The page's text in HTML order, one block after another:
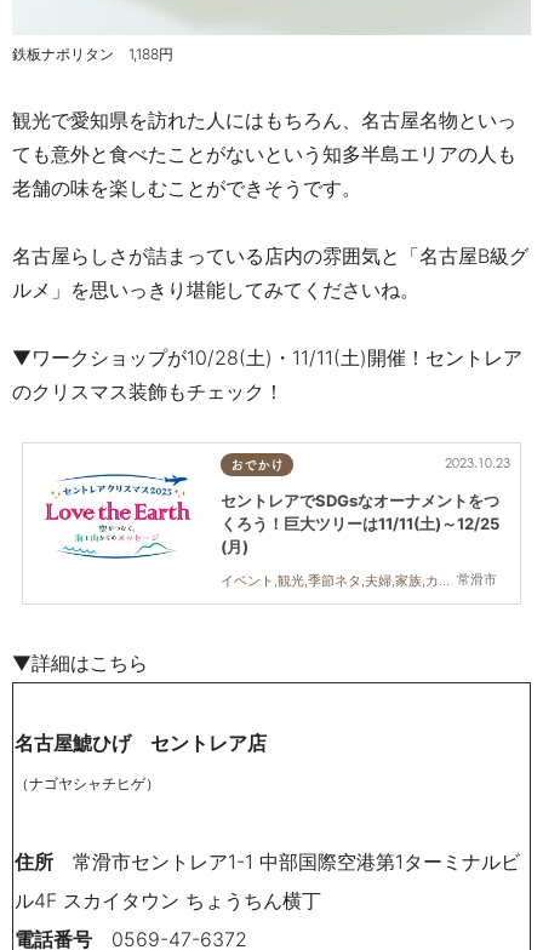
鉄板ナポリタン 1,188円
観光で愛知県を訪れた人にはもちろん、名古屋名物といっ
ても意外と食べたことがないという知多半島エリアの人も
老舗の味を楽しむことができそうです。
名古屋らしさが詰まっている店内の雰囲気と「名古屋B級グ
ルメ」を思いっきり堪能してみてくださいね。
▼ワークショップが10/28(土)・11/11(土)開催！セントレア
のクリスマス装飾もチェック！
おでかけ
常滑市
2023.10.23
セントレアでSDGsなオーナメントをつ
くろう！巨大ツリーは11/11(土)～12/25
(月)
イベント,観光,季節ネタ,夫婦,家族,カップル,友人
▼詳細はこちら
名古屋鯱ひげ セントレア店
（ナゴヤシャチヒゲ）
住所 常滑市セントレア1-1 中部国際空港第1ターミナルビ
ル4F スカイタウン ちょうちん横丁
電話番号 0569-47-6372